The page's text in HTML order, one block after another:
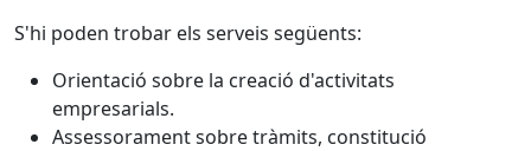
S'hi poden trobar els serveis següents:
Orientació sobre la creació d'activitats
empresarials.
Assessorament sobre tràmits, constitució